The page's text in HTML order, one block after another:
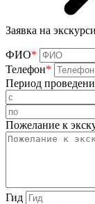
Заявка на
ФИО*
Телефон*
Период
Пожелание к
Гид